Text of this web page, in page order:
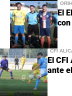
El
CFI
El
ante